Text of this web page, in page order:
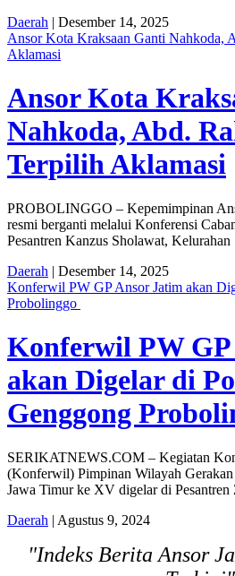
Daerah | Desember 14, 2025
Ansor Kota Kraksaan Ganti Nahkoda,
Aklamasi
Ansor Kota
Nahkoda, Abd.
Terpilih Aklamasi
PROBOLINGGO – Kepemimpinan
resmi berganti melalui Konferensi
Pesantren Kanzus Sholawat, Kelurahan
Daerah | Desember 14, 2025
Konferwil PW GP Ansor Jatim akan
Probolinggo
Konferwil PW
akan Digelar di
Genggong
SERIKATNEWS.COM – Kegiatan
(Konferwil) Pimpinan Wilayah
Jawa Timur ke XV digelar di Pesantren
Daerah | Agustus 9, 2024
"Indeks Berita Ansor